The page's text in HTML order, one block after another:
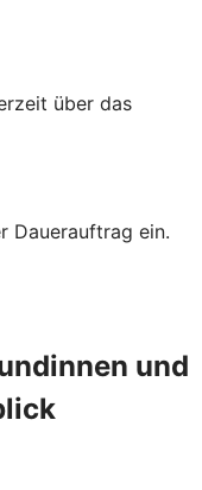
über das
Dauerauftrag ein.
und